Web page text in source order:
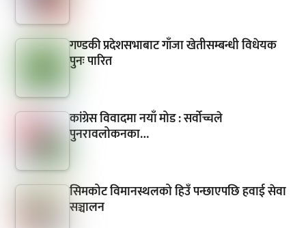
गण्डकी प्रदेशसभाबाट गाँजा खेतीसम्बन्धी विधेयक
पुनः पारित
कांग्रेस विवादमा नयाँ मोड : सर्वोच्चले
पुनरावलोकनका…
सिमकोट विमानस्थलको हिउँ पन्छाएपछि हवाई सेवा
सञ्चालन